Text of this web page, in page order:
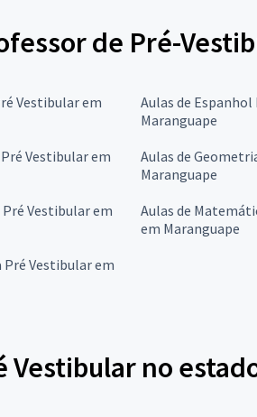
de Pré-
Vestibular em
Aulas de
Maranguape
Vestibular em
Aulas de
Maranguape
Vestibular em
Aulas de
em Maranguape
Pré Vestibular em
Vestibular no